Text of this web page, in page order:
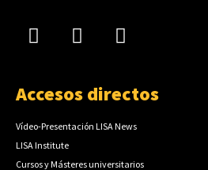
Accesos directos
Vídeo-Presentación LISA News
LISA Institute
Cursos y Másteres universitarios